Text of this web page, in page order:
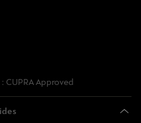
CUPRA Approved